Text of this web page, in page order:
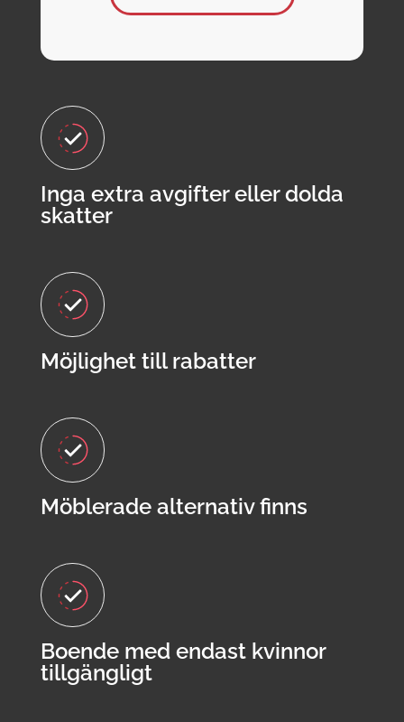
Inga extra avgifter eller dolda
skatter
Möjlighet till rabatter
Möblerade alternativ finns
Boende med endast kvinnor
tillgängligt